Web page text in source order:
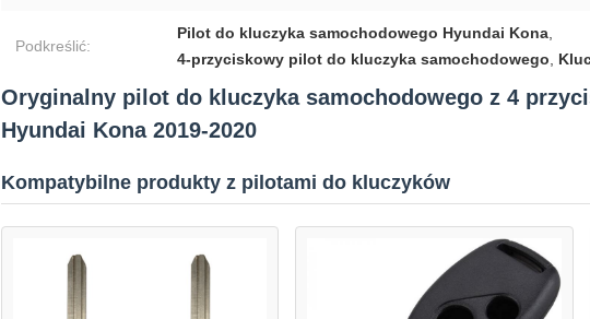
Podkreślić:
Pilot do kluczyka samochodowego Hyundai Kona,
4-przyciskowy pilot do kluczyka samochodowego,
Oryginalny pilot do kluczyka samochodowego z 4
Hyundai Kona 2019-2020
Kompatybilne produkty z pilotami do kluczyków